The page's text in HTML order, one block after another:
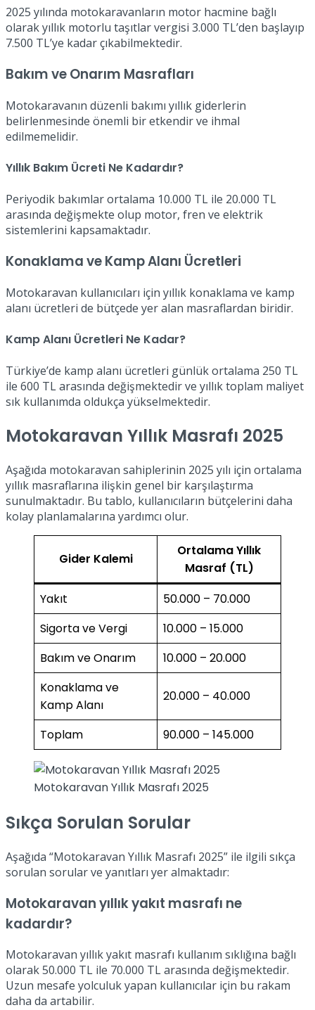
2025 yılında motokaravanların motor hacmine bağlı
olarak yıllık motorlu taşıtlar vergisi 3.000 TL’den başlayıp
7.500 TL’ye kadar çıkabilmektedir.
Bakım ve Onarım Masrafları
Motokaravanın düzenli bakımı yıllık giderlerin
belirlenmesinde önemli bir etkendir ve ihmal
edilmemelidir.
Yıllık Bakım Ücreti Ne Kadardır?
Periyodik bakımlar ortalama 10.000 TL ile 20.000 TL
arasında değişmekte olup motor, fren ve elektrik
sistemlerini kapsamaktadır.
Konaklama ve Kamp Alanı Ücretleri
Motokaravan kullanıcıları için yıllık konaklama ve kamp
alanı ücretleri de bütçede yer alan masraflardan biridir.
Kamp Alanı Ücretleri Ne Kadar?
Türkiye’de kamp alanı ücretleri günlük ortalama 250 TL
ile 600 TL arasında değişmektedir ve yıllık toplam maliyet
sık kullanımda oldukça yükselmektedir.
Motokaravan Yıllık Masrafı 2025
Aşağıda motokaravan sahiplerinin 2025 yılı için ortalama
yıllık masraflarına ilişkin genel bir karşılaştırma
sunulmaktadır. Bu tablo, kullanıcıların bütçelerini daha
kolay planlamalarına yardımcı olur.
Gider Kalemi
Ortalama Yıllık
Masraf (TL)
Yakıt
50.000 – 70.000
Sigorta ve Vergi
10.000 – 15.000
Bakım ve Onarım
10.000 – 20.000
Konaklama ve
Kamp Alanı
20.000 – 40.000
Toplam 90.000 – 145.000
Motokaravan Yıllık Masrafı 2025
Sıkça Sorulan Sorular
Aşağıda “Motokaravan Yıllık Masrafı 2025” ile ilgili sıkça
sorulan sorular ve yanıtları yer almaktadır:
Motokaravan yıllık yakıt masrafı ne
kadardır?
Motokaravan yıllık yakıt masrafı kullanım sıklığına bağlı
olarak 50.000 TL ile 70.000 TL arasında değişmektedir.
Uzun mesafe yolculuk yapan kullanıcılar için bu rakam
daha da artabilir.